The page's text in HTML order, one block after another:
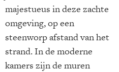
majestueus in deze zachte
omgeving, op een
steenworp afstand van het
strand. In de moderne
kamers zijn de muren